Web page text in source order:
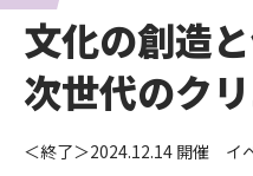
文化の創造
次世代のク
＜終了＞2024.12.14 開催 イ